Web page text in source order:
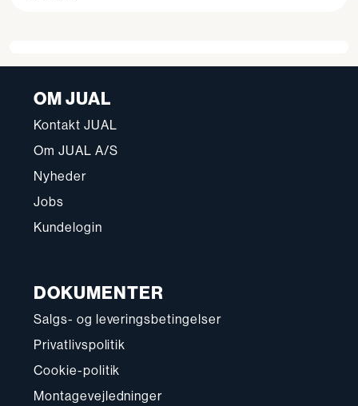
OM JUAL
Kontakt JUAL
Om JUAL A/S
Nyheder
Jobs
Kundelogin
DOKUMENTER
Salgs- og leveringsbetingelser
Privatlivspolitik
Cookie-politik
Montagevejledninger